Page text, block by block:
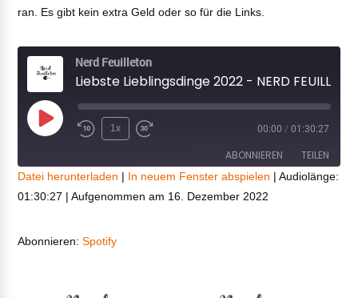
ran. Es gibt kein extra Geld oder so für die Links.
Nerd Feuilleton
Play
1x 00:00 / 01:30:27
ABONNIEREN TEILEN
Spotify
TEILEN
Datei herunterladen | In neuem Fenster abspielen |Audiolänge:
01:30:27 |Aufgenommen am 16. Dezember 2022
Abonnieren:Spotify